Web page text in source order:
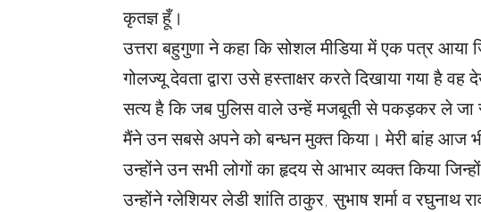
कृतज्ञ हूँ।
उत्तरा बहुगुणा ने कहा कि सोशल मीडिया में एक पत्र
गोलज्यू देवता द्वारा उसे हस्ताक्षर करते दिखाया गया है
सत्य है कि जब पुलिस वाले उन्हें मजबूती से पकड़कर ले
मैंने उन सबसे अपने को बन्धन मुक्त किया। मेरी बांह आज
उन्होंने उन सभी लोगों का हृदय से आभार व्यक्त किया
उन्होंने ग्लेशियर लेडी शांति ठाकुर, सुभाष शर्मा व